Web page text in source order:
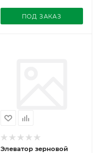
ПОД ЗАКАЗ
Элеватор зерновой